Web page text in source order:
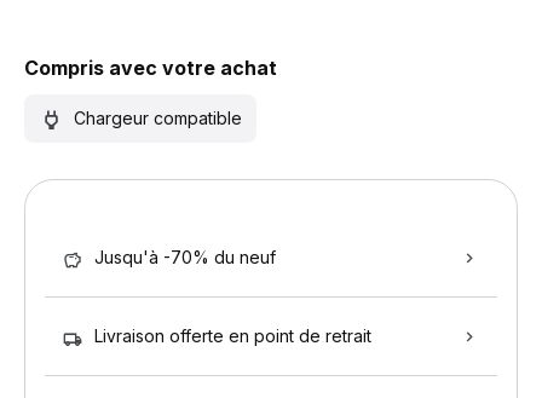
Compris avec votre achat
Chargeur compatible
Jusqu'à -70% du neuf
Livraison offerte en point de retrait